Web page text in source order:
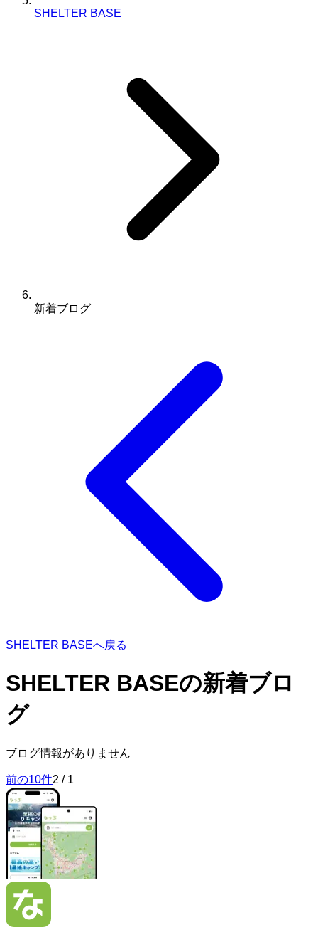
SHELTER BASE
新着ブログ
SHELTER BASEへ戻る
SHELTER BASEの新着ブロ
グ
ブログ情報がありません
前の10件2 / 1